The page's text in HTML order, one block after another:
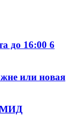
до 16:00 6
или новая
МИД